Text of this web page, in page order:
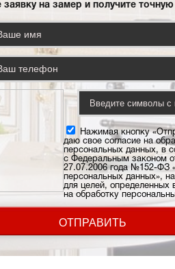
заявку на замер и получите точную
Нажимая кнопку
даю свое согласие на
персональных данных, в
с Федеральным законом
27.07.2006 года №152-ФЗ
персональных данных»,
для целей, определенных
на обработку